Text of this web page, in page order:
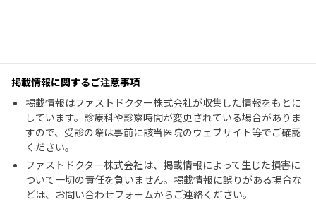
掲載情報に関するご注意事項
掲載情報はファストドクター株式会社が収集した情報をもとに
しています。診療科や診察時間が変更されている場合がありま
すので、受診の際は事前に該当医院のウェブサイト等でご確認
ください。
ファストドクター株式会社は、掲載情報によって生じた損害に
ついて一切の責任を負いません。掲載情報に誤りがある場合な
どは、お問い合わせフォームからご連絡ください。